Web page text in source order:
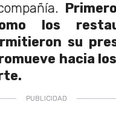
los
su
hacia